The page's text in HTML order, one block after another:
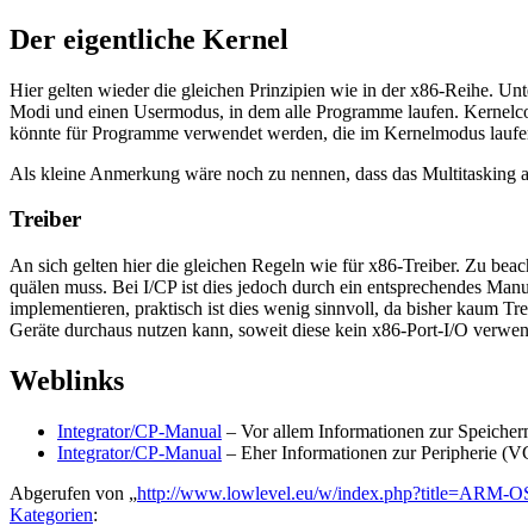
Der eigentliche Kernel
Hier gelten wieder die gleichen Prinzipien wie in der x86-Reihe.
Modi und einen Usermodus, in dem alle Programme laufen.
könnte für Programme verwendet werden, die im Kernelmodus
Als kleine Anmerkung wäre noch zu nennen, dass das
Treiber
An sich gelten hier die gleichen Regeln wie für x86-Treiber. Zu
quälen muss. Bei I/CP ist dies jedoch durch ein entsprechendes
implementieren, praktisch ist dies wenig sinnvoll, da bisher kaum
Geräte durchaus nutzen kann, soweit diese kein x86-Port-I/O
Weblinks
Integrator/CP-Manual – Vor allem Informationen zur
Integrator/CP-Manual – Eher Informationen zur Peripherie
Abgerufen von „http://www.lowlevel.eu/w/index.php?title=ARM-
Kategorien: